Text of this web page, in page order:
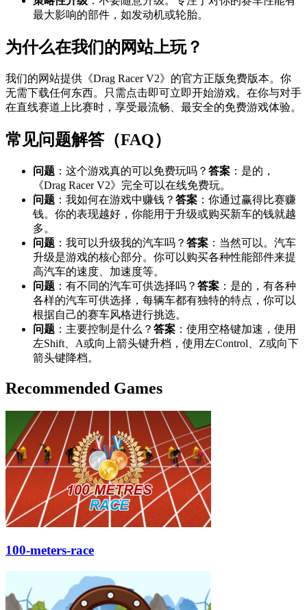
最大影响的部件，如发动机或轮胎。
为什么在我们的网站上玩？
我们的网站提供《Drag Racer V2》的官方正版免费版本。你
无需下载任何东西。只需点击即可立即开始游戏。在你与对手
在直线赛道上比赛时，享受最流畅、最安全的免费游戏体验。
常见问题解答（FAQ）
问题 ：这个游戏真的可以免费玩吗？ 答案 ：是的，
《Drag Racer V2》完全可以在线免费玩。
问题 ：我如何在游戏中赚钱？ 答案 ：你通过赢得比赛赚
钱。你的表现越好，你能用于升级或购买新车的钱就越
多。
问题 ：我可以升级我的汽车吗？ 答案 ：当然可以。汽车
升级是游戏的核心部分。你可以购买各种性能部件来提
高汽车的速度、加速度等。
问题 ：有不同的汽车可供选择吗？ 答案 ：是的，有各种
各样的汽车可供选择，每辆车都有独特的特点，你可以
根据自己的赛车风格进行挑选。
问题 ：主要控制是什么？ 答案 ：使用空格键加速，使用
左Shift、A或向上箭头键升档，使用左Control、Z或向下
箭头键降档。
Recommended Games
100-meters-race